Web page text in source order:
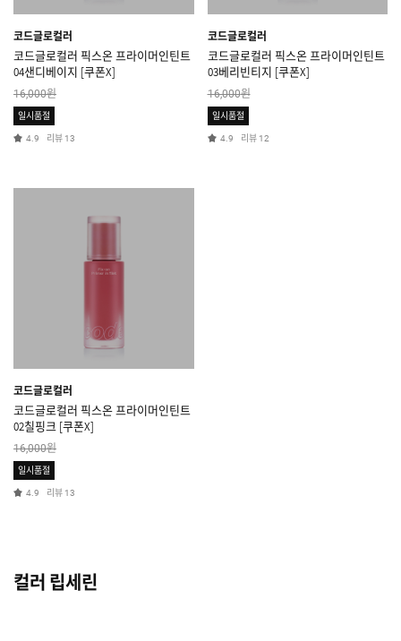
코드글로컬러
코드글로컬러 픽스온 프라이머인틴트
04샌디베이지 [쿠폰X]
16,000원
일시품절
4.9 리뷰 13
코드글로컬러
코드글로컬러 픽스온 프라이머인틴트
03베리빈티지 [쿠폰X]
16,000원
일시품절
4.9 리뷰 12
코드글로컬러
코드글로컬러 픽스온 프라이머인틴트
02칠핑크 [쿠폰X]
16,000원
일시품절
4.9 리뷰 13
컬러 립세린